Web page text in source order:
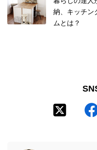
納、キッチン
ムとは？